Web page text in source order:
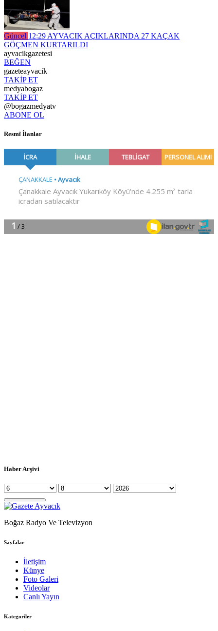
Güncel 12:29 AYVACIK AÇIKLARINDA 27 KAÇAK
GÖÇMEN KURTARILDI
ayvacikgazetesi
BEĞEN
gazeteayvacik
TAKİP ET
medyabogaz
TAKİP ET
@bogazmedyatv
ABONE OL
Resmî İlanlar
Haber Arşivi
Boğaz Radyo Ve Televizyon
Sayfalar
İletişim
Künye
Foto Galeri
Videolar
Canlı Yayın
Kategoriler